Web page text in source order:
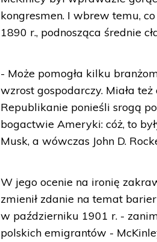
kongresmen. I wbrew temu,
1890 r., podnosząca średnie
- Może pomogła kilku
wzrost gospodarczy. Miała
Republikanie ponieśli srogą
bogactwie Ameryki: cóż, to
Musk, a wówczas John D.
W jego ocenie na ironię
zmienił zdanie na temat
w październiku 1901 r. -
polskich emigrantów -